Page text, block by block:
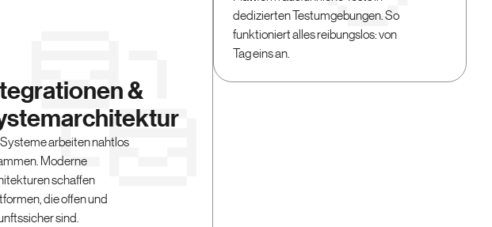
&
arbeiten nahtlos
Moderne
schaffen
die offen und
sind.
dedizierten Testumgebungen. So
funktioniert alles reibungslos: von
Tag eins an.